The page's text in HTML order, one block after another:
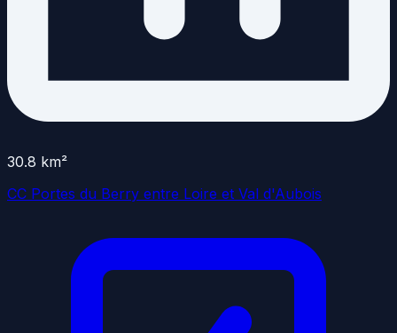
30.8 km²
CC Portes du Berry entre Loire et Val d'Aubois